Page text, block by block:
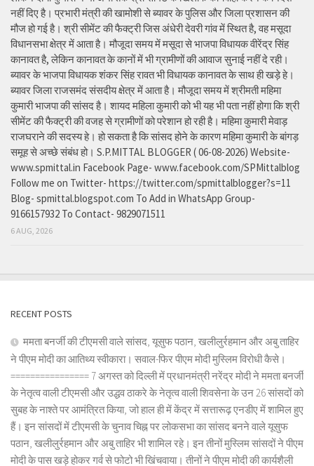
नहीं दिए है। प्रभारी मंत्री की खामोशी से ब्यावर के पुलिस और जिला प्रशासन की
मौज हो गई है। श्री सीमेंट की फैक्ट्री जिस अंधेरी देवरी गांव में स्थित है, वह मसूदा
विधानसभा क्षेत्र में आता है। मौजूदा समय में मसूदा से भाजपा विधायक वीरेंद्र सिंह
कानावत है, लेकिन कानावत के कानों में भी ग्रामीणों की आवाज सुनाई नहीं दे रही।
ब्यावर के भाजपा विधायक शंकर सिंह रावत भी विधायक कानावत के साथ ही खड़े हे।
ब्यावर जिला राजसमंद संसदीय क्षेत्र में आता है। मौजूदा समय में श्रीमती महिमा
कुमारी भाजपा की सांसद है। शायद महिला कुमारी को भी यह भी पता नहीं होगा कि श्री
सीमेंट की फैक्ट्री की वजह से ग्रामीणों को परेशान हो रही है। महिमा कुमारी मेवाड़
राजघराने की सदस्य हे। हो सकता है कि सांसद होने के कारण महिमा कुमारी के बांगड़
समूह से अच्छे संबंध हो। S.P.MITTAL BLOGGER ( 06-08-2026) Website-
www.spmittal.in Facebook Page- www.facebook.com/SPMittalblog
Follow me on Twitter- https://twitter.com/spmittalblogger?s=11
Blog- spmittal.blogspot.com To Add in WhatsApp Group-
9166157932 To Contact- 9829071511
6 AUG, 2026
RECENT POSTS
ममता बनर्जी की टीएमसी वाले सांसद, यूसुफ पठान, खलीलुर्रहमान और अबु ताहिर
ने पीएम मोदी का आतिथ्य स्वीकारा। सवाल-फिर पीएम मोदी मुस्लिम विरोधी कैसे।
================ 7 अगस्त को दिल्ली में प्रधानमंत्री नरेंद्र मोदी ने ममता बनर्जी
के नेतृत्व वाली टीएमसी और उद्धव ठाकरे के नेतृत्व वाली शिवसेना के उन 26 सांसदों को
सुबह के नाश्ते पर आमंत्रित किया, जो हाल ही में केंद्र में सत्तारूढ़ एनडीए में शामिल हुए
हैं। इन सांसदों में टीएमसी के चुनाव चिह्न पर लोकसभा का सांसद बनने वाले यूसुफ
पठान, खलीलुर्रहमान और अबु ताहिर भी शामिल रहे। इन तीनों मुस्लिम सांसदों ने पीएम
मोदी के पास खड़े होकर गर्व से फोटो भी खिंचवाया। तीनों ने पीएम मोदी की कार्यशैली